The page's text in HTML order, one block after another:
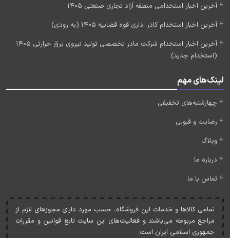
آخرین اخبار استخدامی منطقه آزاد تجاری صنعتی 1405
آخرین اخبار استخدام کادر اداری قوه قضاییه 1405 (به زودی)
آخرین اخبار استخدام شرکت مادر تخصصی تولید نیروی برق حرارتی 1405
(استخدام جدید)
لینک‌های مهم
چهارشنبه‌های تخفیفی
رضایت و قبولی
وبلاگ
درباره ما
تماس با ما
تمامی کالاها و خدمات اين فروشگاه، حسب مورد دارای مجوزهای لازم از
مراجع مربوطه می‌باشند و فعاليت‌های اين سايت تابع قوانين و مقررات
جمهوری اسلامی ايران است.